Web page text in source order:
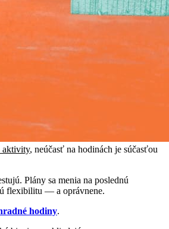
aktivity, neúčasť na hodinách je súčasťou
Plány sa menia na poslednú
flexibilitu — a oprávnene.
hodiny.